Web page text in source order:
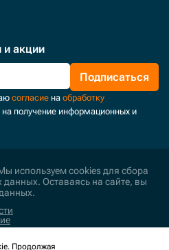
и акции
Подписаться
согласие на обработку
на получение информационных и
используем cookies для сбора
Оставаясь на сайте, вы
данных
Продолжая